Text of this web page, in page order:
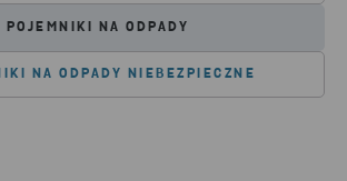
POJEMNIKI NA ODPADY
NA ODPADY NIEBEZPIECZNE